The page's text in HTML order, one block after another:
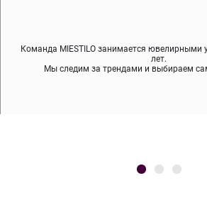
Команда MIESTILO занимается ювелирными
лет.
Мы следим за трендами и выбираем
Мы используем покрытие (родий,
содержит никеля и свинца — это
Во время доставки спокойно примеряйте
что вам нравятся, остальные